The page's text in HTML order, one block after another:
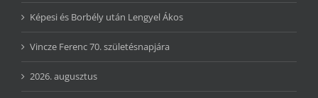
Képesi és Borbély után Lengyel Ákos
Vincze Ferenc 70. születésnapjára
2026. augusztus